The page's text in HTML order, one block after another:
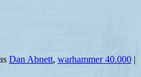
Dan Abnett, warhammer 40.000 |